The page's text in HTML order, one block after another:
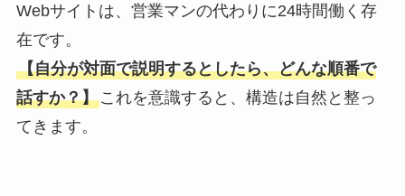
Webサイトは、営業マンの代わりに24時間働く存
在です。
【自分が対面で説明するとしたら、どんな順番で
話すか？】これを意識すると、構造は自然と整っ
てきます。